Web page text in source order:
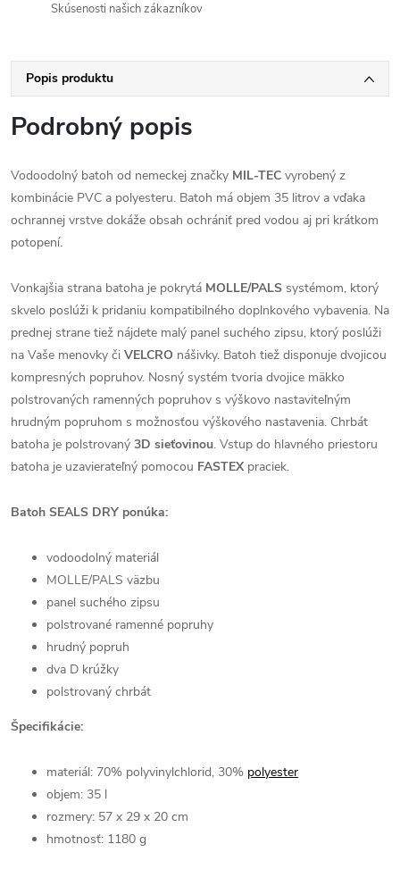
Skúsenosti našich zákazníkov
Popis produktu
Podrobný popis
Vodoodolný batoh od nemeckej značky MIL-TEC vyrobený z
kombinácie PVC a polyesteru. Batoh má objem 35 litrov a vďaka
ochrannej vrstve dokáže obsah ochrániť pred vodou aj pri krátkom
potopení.
Vonkajšia strana batoha je pokrytá MOLLE/PALS systémom, ktorý
skvelo poslúži k pridaniu kompatibilného doplnkového vybavenia. Na
prednej strane tiež nájdete malý panel suchého zipsu, ktorý poslúži
na Vaše menovky či VELCRO nášivky. Batoh tiež disponuje dvojicou
kompresných popruhov. Nosný systém tvoria dvojice mäkko
polstrovaných ramenných popruhov s výškovo nastaviteľným
hrudným popruhom s možnosťou výškového nastavenia. Chrbát
batoha je polstrovaný 3D sieťovinou. Vstup do hlavného priestoru
batoha je uzavierateľný pomocou FASTEX praciek.
Batoh SEALS DRY ponúka:
vodoodolný materiál
MOLLE/PALS väzbu
panel suchého zipsu
polstrované ramenné popruhy
hrudný popruh
dva D krúžky
polstrovaný chrbát
Špecifikácie:
materiál: 70% polyvinylchlorid, 30% polyester
objem: 35 l
rozmery: 57 x 29 x 20 cm
hmotnosť: 1180 g